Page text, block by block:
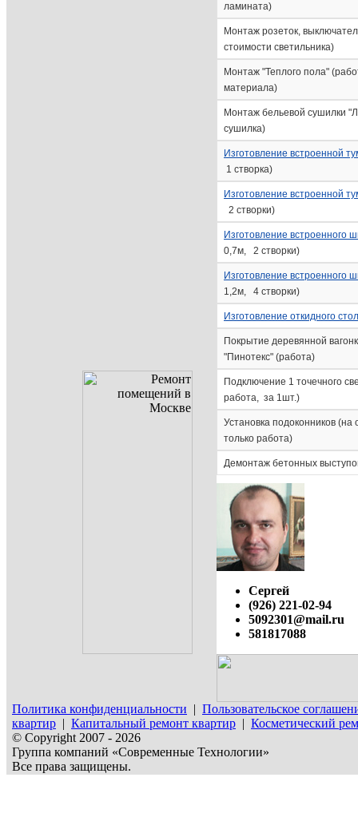
ламината)
Монтаж розеток,
стоимости светильника)
Монтаж "Теплого пола"
материала)
Монтаж бельевой сушилки
сушилка)
Изготовление встроенной
1 створка)
Изготовление встроенной
2 створки)
Изготовление встроенного
0,7м, 2 створки)
Изготовление встроенного
1,2м, 4 створки)
Изготовление откидного
Покрытие деревянной
"Пинотекс" (работа)
Подключение 1 точечного
работа, за 1шт.)
Установка подоконников (на
только работа)
Демонтаж бетонных
Сергей
(926) 221-02-94
5092301@mail.ru
581817088
Политика конфиденциальности | Пользовательское
квартир | Капитальный ремонт квартир | Косметический
© Copyright 2007 - 2026
Группа компаний «Современные Технологии»
Все права защищены.